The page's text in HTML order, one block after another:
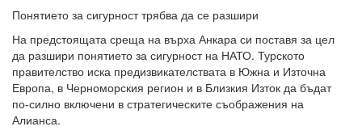
Понятието за сигурност трябва да се разшири
На предстоящата среща на върха Анкара си поставя за цел
да разшири понятието за сигурност на НАТО. Турското
правителство иска предизвикателствата в Южна и Източна
Европа, в Черноморския регион и в Близкия Изток да бъдат
по-силно включени в стратегическите съображения на
Алианса.